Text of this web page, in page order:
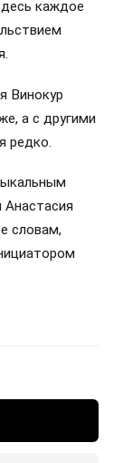
каждое
Винокур
а с другими
редко.
словам,